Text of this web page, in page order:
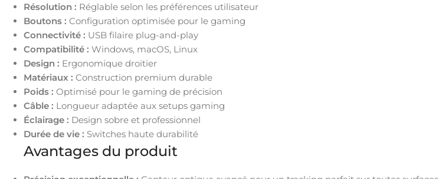
Résolution : Réglable selon les préférences utilisateur
Boutons : Configuration optimisée pour le gaming
Connectivité : USB filaire plug-and-play
Compatibilité : Windows, macOS, Linux
Design : Ergonomique droitier
Matériaux : Construction premium durable
Poids : Optimisé pour le gaming de précision
Câble : Longueur adaptée aux setups gaming
Éclairage : Design sobre et professionnel
Durée de vie : Switches haute durabilité
Avantages du produit